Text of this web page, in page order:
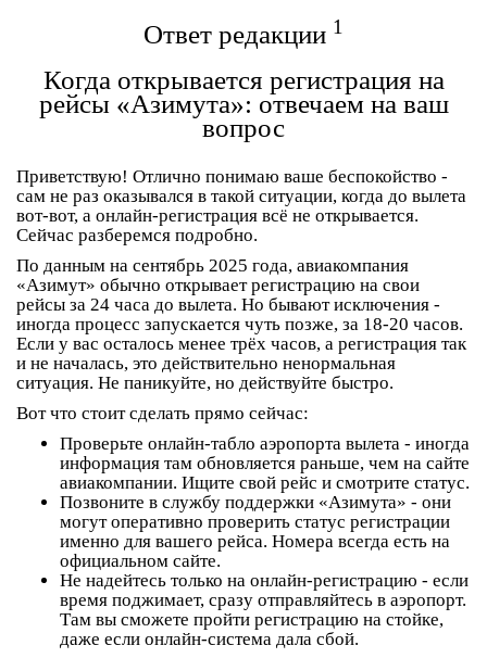
Ответ редакции 1
Когда открывается регистрация на
рейсы «Азимута»: отвечаем на ваш
вопрос
Приветствую! Отлично понимаю ваше беспокойство -
сам не раз оказывался в такой ситуации, когда до вылета
вот-вот, а онлайн-регистрация всё не открывается.
Сейчас разберемся подробно.
По данным на сентябрь 2025 года, авиакомпания
«Азимут» обычно открывает регистрацию на свои
рейсы за 24 часа до вылета. Но бывают исключения -
иногда процесс запускается чуть позже, за 18-20 часов.
Если у вас осталось менее трёх часов, а регистрация так
и не началась, это действительно ненормальная
ситуация. Не паникуйте, но действуйте быстро.
Вот что стоит сделать прямо сейчас:
Проверьте онлайн-табло аэропорта вылета - иногда
информация там обновляется раньше, чем на сайте
авиакомпании. Ищите свой рейс и смотрите статус.
Позвоните в службу поддержки «Азимута» - они
могут оперативно проверить статус регистрации
именно для вашего рейса. Номера всегда есть на
официальном сайте.
Не надейтесь только на онлайн-регистрацию - если
время поджимает, сразу отправляйтесь в аэропорт.
Там вы сможете пройти регистрацию на стойке,
даже если онлайн-система дала сбой.